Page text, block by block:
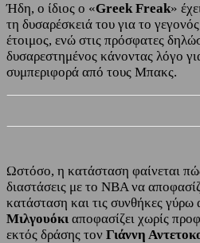
Ήδη, ο ίδιος ο «Greek Freak»
τη δυσαρέσκειά του για το
έτοιμος, ενώ στις πρόσφατες
δυσαρεστημένος κάνοντας λόγο
συμπεριφορά από τους Μπακς.
Ωστόσο, η κατάσταση φαίνεται
διαστάσεις με το NBA να
κατάσταση και τις συνθήκες γύρω
Μιλγουόκι αποφασίζει χωρίς
εκτός δράσης τον Γιάννη